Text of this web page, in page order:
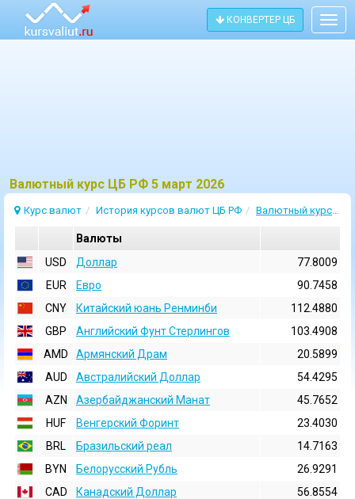
КОНВЕРТЕР ЦБ
Bалютный курс ЦБ РФ 5 март 2026
Курс валют История курсов валют ЦБ РФ Валютный курс 5 Март 2026
Валюты
USD
Доллар
77.8009
EUR
Евро
90.7458
CNY
Китайский юань Ренминби
112.4880
GBP
Английский Фунт Стерлингов
103.4908
AMD
Армянский Драм
20.5899
AUD
Австралийский Доллар
54.4295
AZN
Азербайджанский Манат
45.7652
HUF
Венгерский Форинт
23.4030
BRL
Бразильский реал
14.7163
BYN
Белорусский Рубль
26.9291
CAD
Канадский Доллар
56.8554